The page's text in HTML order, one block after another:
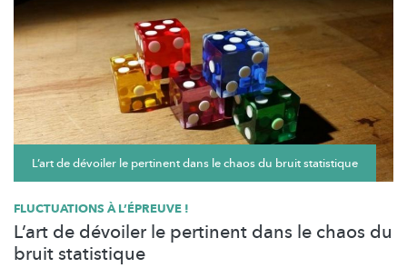
L’art de dévoiler le pertinent dans le chaos du bruit statistique
FLUCTUATIONS À L’ÉPREUVE !
L’art de dévoiler le pertinent dans le chaos du
bruit statistique